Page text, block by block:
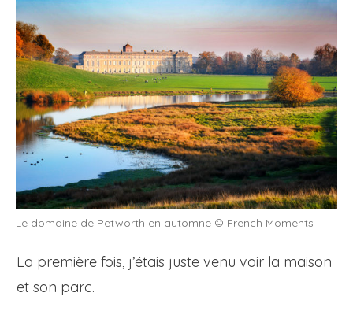
Le domaine de Petworth en automne © French Moments
La première fois, j’étais juste venu voir la maison
et son parc.